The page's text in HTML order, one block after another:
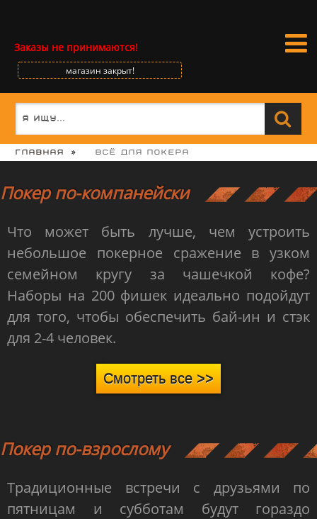
Заказы не принимаются!
магазин закрыт!
Главная Всё для покера
Покер по-компанейски
Что может быть лучше, чем устроить
небольшое покерное сражение в узком
семейном кругу за чашечкой кофе?
Наборы на 200 фишек идеально подойдут
для того, чтобы обеспечить бай-ин и стэк
для 2-4 человек.
Смотреть все >>
Покер по-взрослому
Традиционные встречи с друзьями по
пятницам и субботам будут гораздо